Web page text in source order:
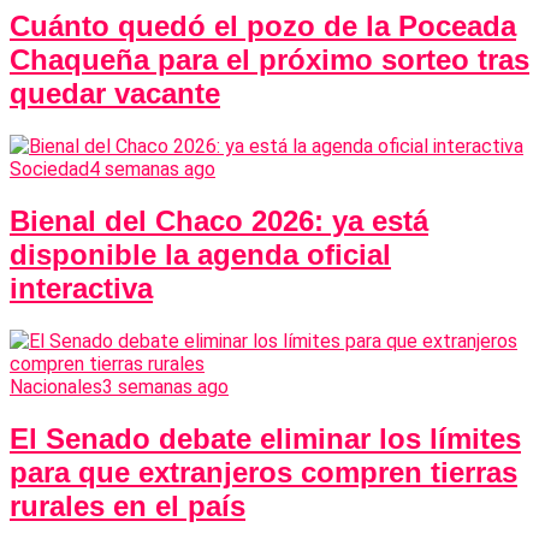
Cuánto quedó el pozo de la Poceada
Chaqueña para el próximo sorteo tras
quedar vacante
Sociedad4 semanas ago
Bienal del Chaco 2026: ya está
disponible la agenda oficial
interactiva
Nacionales3 semanas ago
El Senado debate eliminar los límites
para que extranjeros compren tierras
rurales en el país